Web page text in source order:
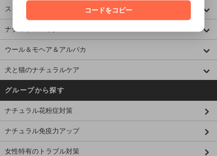
スキンケア＆ボディケア
ナチュラルメイク
ウール＆モヘア＆アルパカ
犬と猫のナチュラルケア
グループから探す
ナチュラル花粉症対策
ナチュラル免疫力アップ
女性特有のトラブル対策
コードをコピー